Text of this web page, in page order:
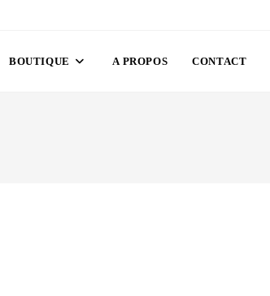
BOUTIQUE A PROPOS CONTACT